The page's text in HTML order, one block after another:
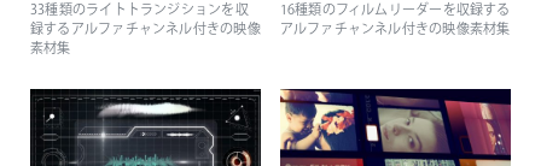
33種類のライトトランジションを収
録するアルファチャンネル付きの映像
素材集
16種類のフィルムリーダーを収録する
アルファチャンネル付きの映像素材集